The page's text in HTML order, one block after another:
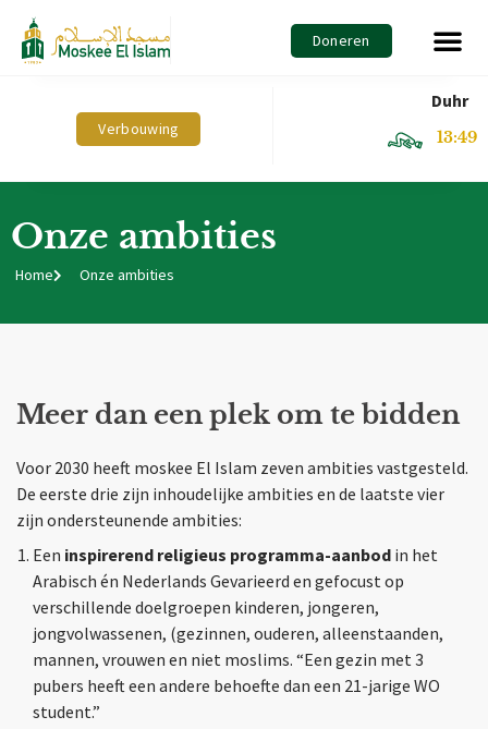
Doneren
Verbouwing
Duhr
13:49
Onze ambities
Home Onze ambities
Meer dan een plek om te bidden
Voor 2030 heeft moskee El Islam zeven ambities vastgesteld.
De eerste drie zijn inhoudelijke ambities en de laatste vier
zijn ondersteunende ambities:
Een inspirerend religieus programma-aanbod in het
Arabisch én Nederlands Gevarieerd en gefocust op
verschillende doelgroepen kinderen, jongeren,
jongvolwassenen, (gezinnen, ouderen, alleenstaanden,
mannen, vrouwen en niet moslims. “Een gezin met 3
pubers heeft een andere behoefte dan een 21-jarige WO
student.”